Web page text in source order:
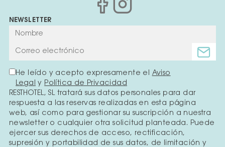
NEWSLETTER
He leído y acepto expresamente el Aviso
Legal y Política de Privacidad
RESTHOTEL, SL tratará sus datos personales para dar
respuesta a las reservas realizadas en esta página
web, así como para gestionar su suscripción a nuestra
newsletter o cualquier otra solicitud planteada. Puede
ejercer sus derechos de acceso, rectificación,
supresión y portabilidad de sus datos, de limitación y